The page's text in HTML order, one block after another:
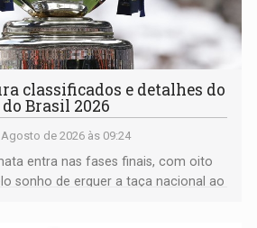
classificados e detalhes do
Brasil 2026
de 2026 às 09:24
entra nas fases finais, com oito
sonho de erguer a taça nacional ao